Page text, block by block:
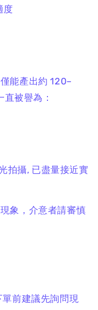
度
能產出約 120–
被譽為：
拍攝, 已盡量接近實
象，介意者請審慎
前建議先詢問現